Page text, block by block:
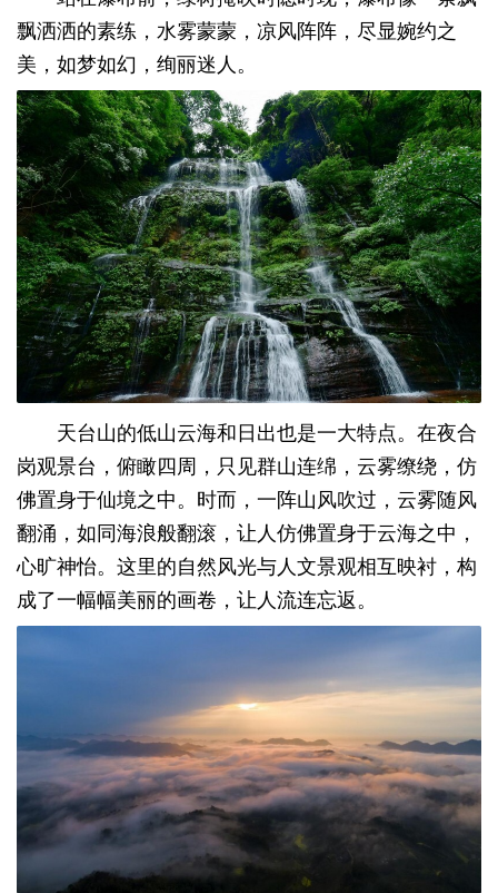
飘洒洒的素练，水雾蒙蒙，凉风阵阵，尽显婉约之
美，如梦如幻，绚丽迷人。
天台山的低山云海和日出也是一大特点。在夜合
岗观景台，俯瞰四周，只见群山连绵，云雾缭绕，仿
佛置身于仙境之中。时而，一阵山风吹过，云雾随风
翻涌，如同海浪般翻滚，让人仿佛置身于云海之中，
心旷神怡。这里的自然风光与人文景观相互映衬，构
成了一幅幅美丽的画卷，让人流连忘返。